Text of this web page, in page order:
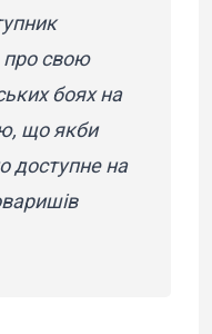
про свою
боях на
що якби
доступне на